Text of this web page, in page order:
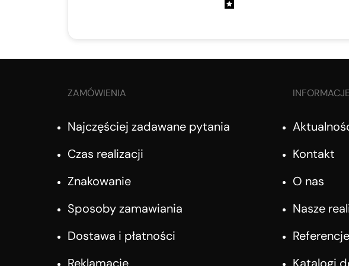
ZAMÓWIENIA
Najczęściej zadawane pytania
Czas realizacji
Znakowanie
Sposoby zamawiania
Dostawa i płatności
INFORMACJE
Kontakt
O nas
Nasze
Referencje